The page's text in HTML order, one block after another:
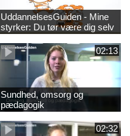
UddannelsesGuiden - Mine
styrker: Du tør være dig selv
02:13
Sundhed, omsorg og
pædagogik
02:32